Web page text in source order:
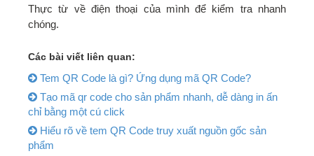
Thực từ về điện thoại của mình để kiểm tra nhanh
chóng.
Các bài viết liên quan:
Tem QR Code là gì? Ứng dụng mã QR Code?
Tạo mã qr code cho sản phẩm nhanh, dễ dàng in ấn
chỉ bằng một cú click
Hiểu rõ về tem QR Code truy xuất nguồn gốc sản
phẩm